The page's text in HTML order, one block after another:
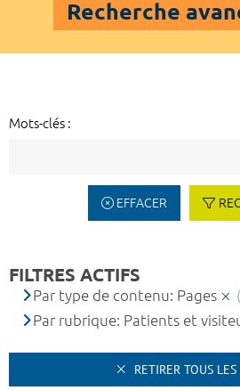
Recherche
Mots-clés :
EFFACER
FILTRES ACTIFS
Par type de contenu: Pages
Par rubrique: Patients et
RETIRER TOUS LES